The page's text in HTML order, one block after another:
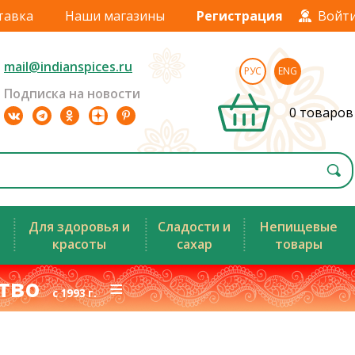
Наши магазины Регистрация
mail@indianspices.ru
Подписка на новости
РУС ENG
0 товаров
Для здоровья и
красоты
Сладости и
сахар
Непищевые
товары
с 1993 г.≡